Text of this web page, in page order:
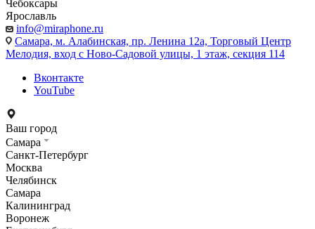
Чебоксары
Ярославль
info@miraphone.ru
Самара, м. Алабинская, пр. Ленина 12а, Торговый Центр
Мелодия, вход с Ново-Садовой улицы, 1 этаж, секция 114
Вконтакте
YouTube
Ваш город
Самара
Санкт-Петербург
Москва
Челябинск
Самара
Калининград
Воронеж